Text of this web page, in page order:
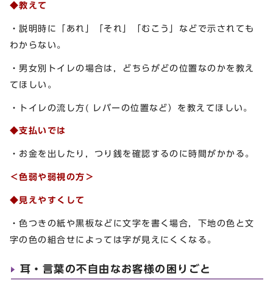
◆教えて
・説明時に「あれ」「それ」「むこう」などで示されても
わからない。
・男女別トイレの場合は，どちらがどの位置なのかを教え
てほしい。
・トイレの流し方( レバーの位置など）を教えてほしい。
◆支払いでは
・お金を出したり，つり銭を確認するのに時間がかかる。
＜色弱や弱視の方＞
◆見えやすくして
・色つきの紙や黒板などに文字を書く場合，下地の色と文
字の色の組合せによっては字が見えにくくなる。
耳・言葉の不自由なお客様の困りごと